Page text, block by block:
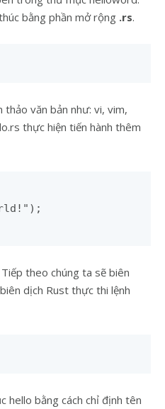
bằng phần mở rộng .rs.
văn bản như: vi, vim,
thực hiện tiến hành thêm
theo chúng ta sẽ biên
dịch Rust thực thi lệnh
hello bằng cách chỉ định tên